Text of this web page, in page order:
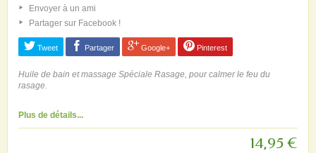
Envoyer à un ami
Partager sur Facebook !
Tweet Partager Google+ Pinterest
Huile de bain et massage Spéciale Rasage, pour calmer le feu du
rasage.
Plus de détails...
14,95 €